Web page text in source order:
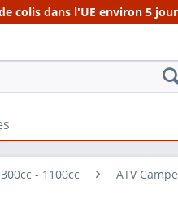
colis dans l'UE environ 5
- 1100cc ATV